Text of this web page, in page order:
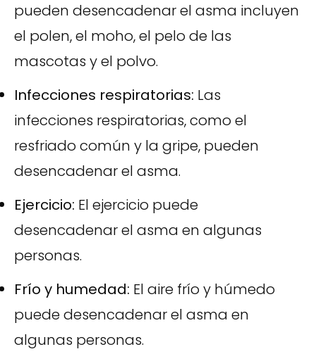
pueden desencadenar el asma incluyen
el polen, el moho, el pelo de las
mascotas y el polvo.
Infecciones respiratorias: Las
infecciones respiratorias, como el
resfriado común y la gripe, pueden
desencadenar el asma.
Ejercicio: El ejercicio puede
desencadenar el asma en algunas
personas.
Frío y humedad: El aire frío y húmedo
puede desencadenar el asma en
algunas personas.